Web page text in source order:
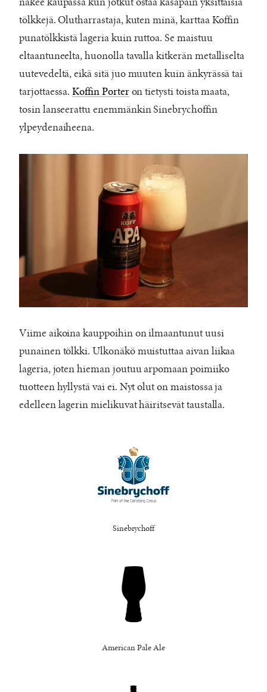
näkee kaupassa kun jotkut ostaa kasapäin yksittäisiä
tölkkejä. Olutharrastaja, kuten minä, karttaa Koffin
punatölkkistä lageria kuin ruttoa. Se maistuu
eltaantuneelta, huonolla tavalla kitkerän metalliselta
uutevedeltä, eikä sitä juo muuten kuin änkyrässä tai
tarjottaessa.Koffin Porteron tietysti toista maata,
tosin lanseerattu enemmänkin Sinebrychoffin
ylpeydenaiheena.
Viime aikoina kauppoihin on ilmaantunut uusi
punainen tölkki. Ulkonäkö muistuttaa aivan liikaa
lageria, joten hieman joutuu arpomaan poimiiko
tuotteen hyllystä vai ei. Nyt olut on maistossa ja
edelleen lagerin mielikuvat häiritsevät taustalla.
Sinebrychoff
American Pale Ale